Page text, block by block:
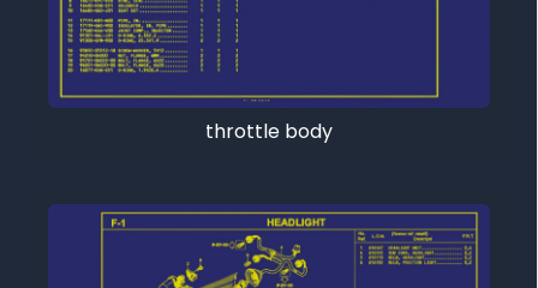
throttle body